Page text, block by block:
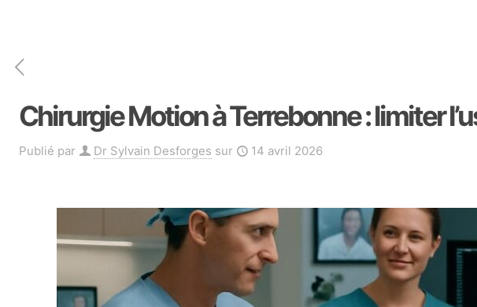
Chirurgie Motion à Terrebonne : limiter
Publié par Dr Sylvain Desforges sur 14 avril 2026